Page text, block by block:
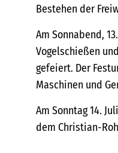
Bestehen der
Am Sonnabend,
Vogelschießen
gefeiert. Der
Maschinen und
Am Sonntag 14.
dem Christian-